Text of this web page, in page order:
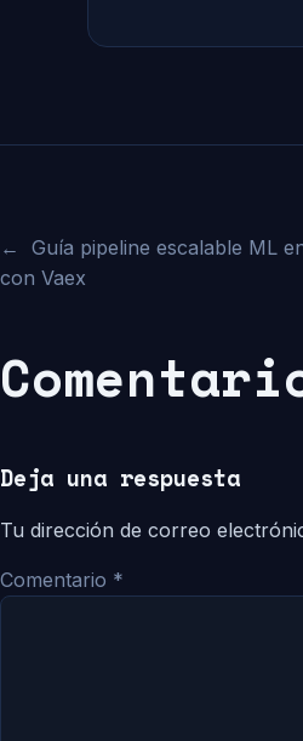
←
Guía pipeline escalable ML
con Vaex
Deja una respuesta
Tu dirección de correo
Comentario *